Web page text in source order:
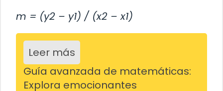
m = (y2 – y1) / (x2 – x1)
Leer más
Guía avanzada de matemáticas:
Explora emocionantes